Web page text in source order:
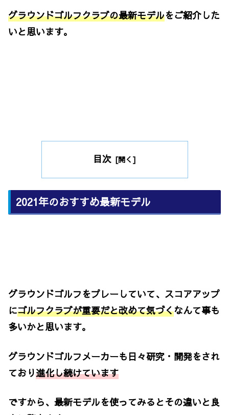
グラウンドゴルフクラブの最新モデルをご紹介した
いと思います。
目次
2021年のおすすめ最新モデル
グラウンドゴルフをプレーしていて、スコアアップ
にゴルフクラブが重要だと改めて気づくなんて事も
多いかと思います。
グラウンドゴルフメーカーも日々研究・開発をされ
ており進化し続けています
ですから、最新モデルを使ってみるとその違いと良